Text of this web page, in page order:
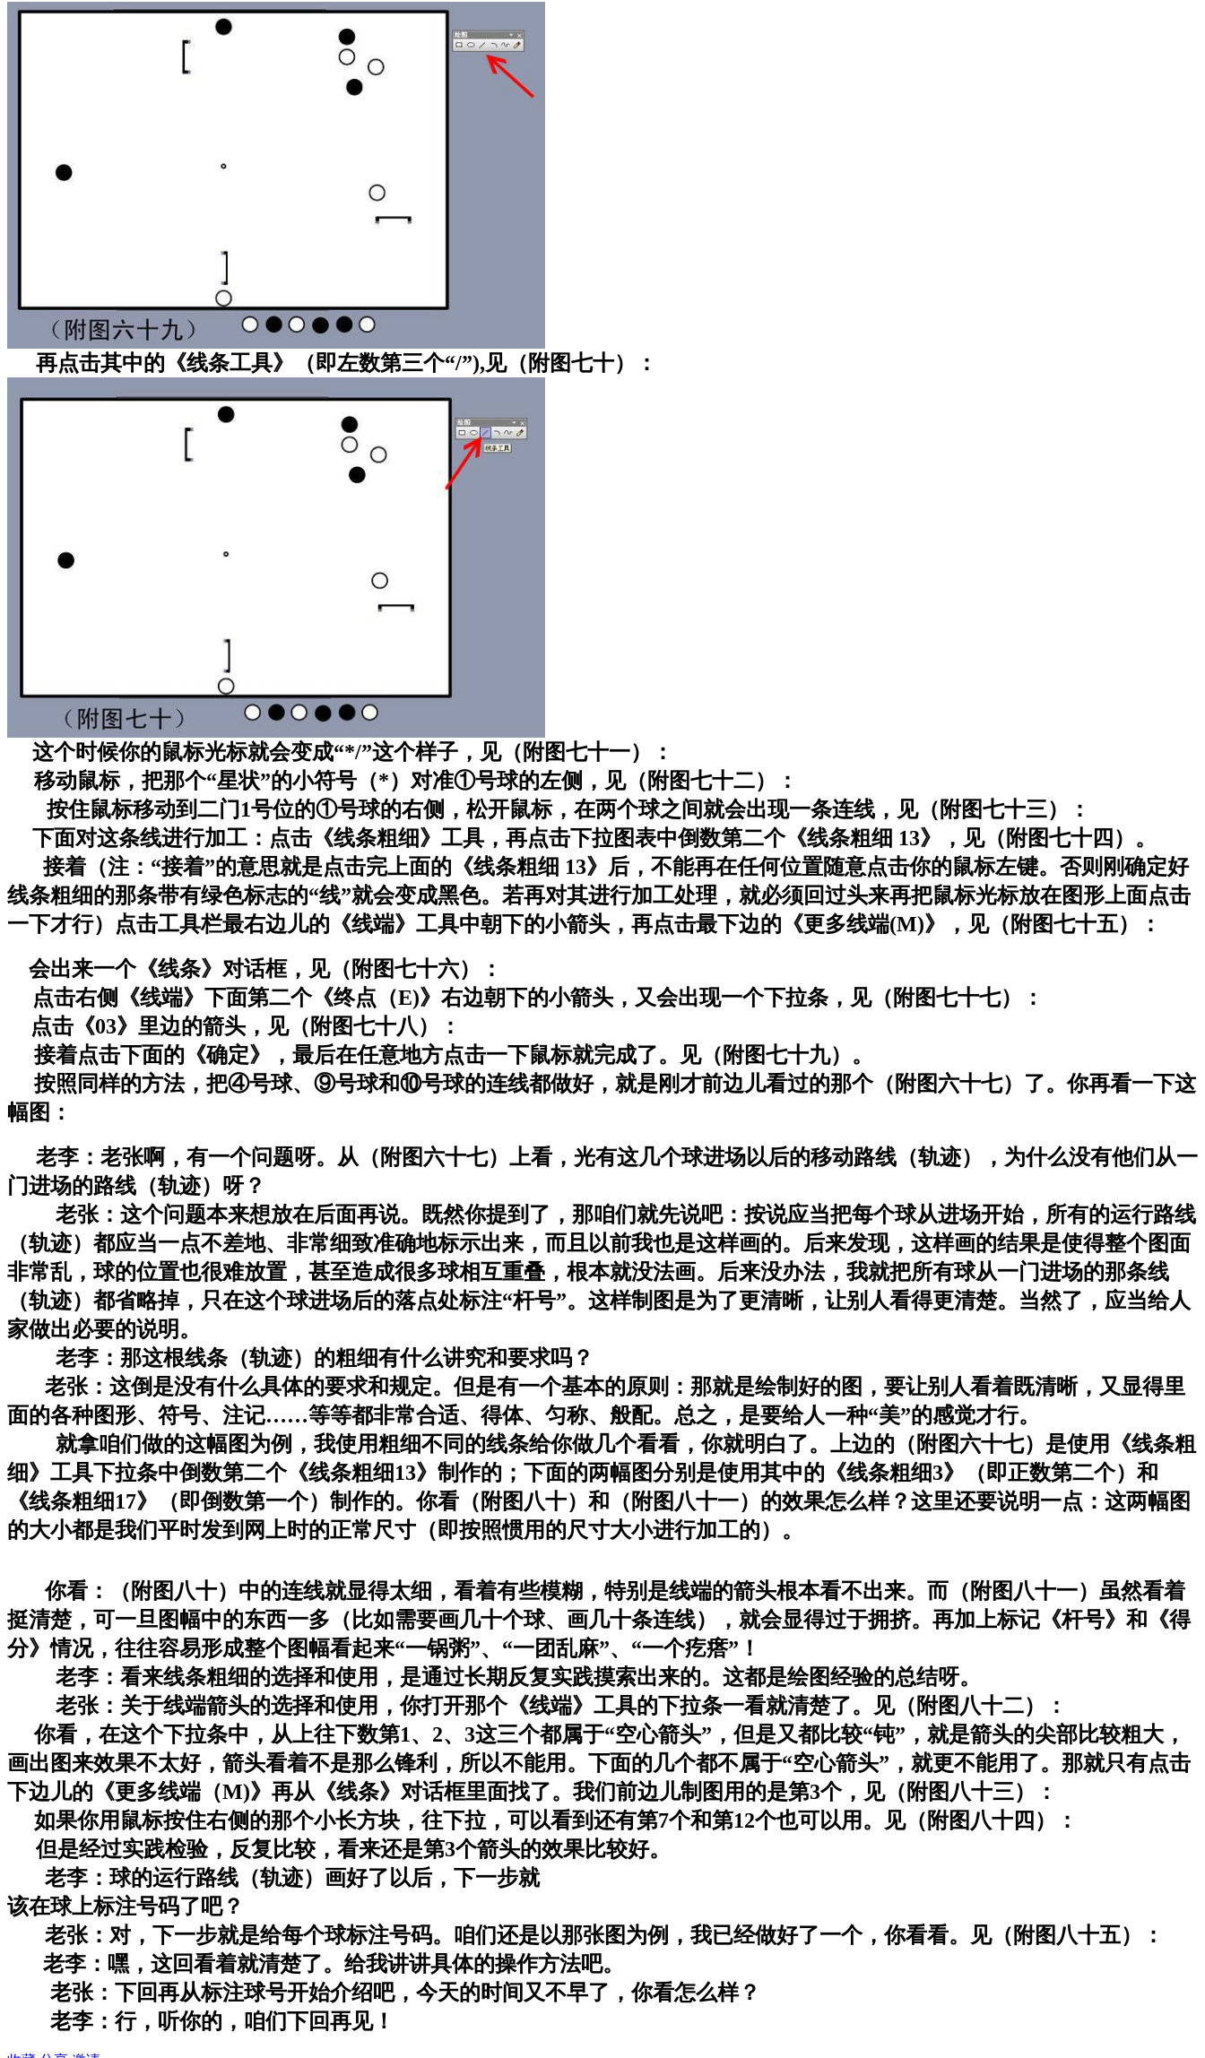
再点击其中的《线条工具》（即左数第三个“/”),见（附图七十）：
这个时候你的鼠标光标就会变成“*/”这个样子，见（附图七十一）：
移动鼠标，把那个“星状”的小符号（*）对准①号球的左侧，见（附图七十二）：
按住鼠标移动到二门1号位的①号球的右侧，松开鼠标，在两个球之间就会出现一条连线，见（附图七十三）：
下面对这条线进行加工：点击《线条粗细》工具，再点击下拉图表中倒数第二个《线条粗细 13》，见（附图七十四）。
接着（注：“接着”的意思就是点击完上面的《线条粗细 13》后，不能再在任何位置随意点击你的鼠标左键。否则刚确定好
线条粗细的那条带有绿色标志的“线”就会变成黑色。若再对其进行加工处理，就必须回过头来再把鼠标光标放在图形上面点击
一下才行）点击工具栏最右边儿的《线端》工具中朝下的小箭头，再点击最下边的《更多线端(M)》，见（附图七十五）：
会出来一个《线条》对话框，见（附图七十六）：
点击右侧《线端》下面第二个《终点（E)》右边朝下的小箭头，又会出现一个下拉条，见（附图七十七）：
点击《03》里边的箭头，见（附图七十八）：
接着点击下面的《确定》，最后在任意地方点击一下鼠标就完成了。见（附图七十九）。
按照同样的方法，把④号球、⑨号球和⑩号球的连线都做好，就是刚才前边儿看过的那个（附图六十七）了。你再看一下这
幅图：
老李：老张啊，有一个问题呀。从（附图六十七）上看，光有这几个球进场以后的移动路线（轨迹），为什么没有他们从一
门进场的路线（轨迹）呀？
老张：这个问题本来想放在后面再说。既然你提到了，那咱们就先说吧：按说应当把每个球从进场开始，所有的运行路线
（轨迹）都应当一点不差地、非常细致准确地标示出来，而且以前我也是这样画的。后来发现，这样画的结果是使得整个图面
非常乱，球的位置也很难放置，甚至造成很多球相互重叠，根本就没法画。后来没办法，我就把所有球从一门进场的那条线
（轨迹）都省略掉，只在这个球进场后的落点处标注“杆号”。这样制图是为了更清晰，让别人看得更清楚。当然了，应当给人
家做出必要的说明。
老李：那这根线条（轨迹）的粗细有什么讲究和要求吗？
老张：这倒是没有什么具体的要求和规定。但是有一个基本的原则：那就是绘制好的图，要让别人看着既清晰，又显得里
面的各种图形、符号、注记……等等都非常合适、得体、匀称、般配。总之，是要给人一种“美”的感觉才行。
就拿咱们做的这幅图为例，我使用粗细不同的线条给你做几个看看，你就明白了。上边的（附图六十七）是使用《线条粗
细》工具下拉条中倒数第二个《线条粗细13》制作的；下面的两幅图分别是使用其中的《线条粗细3》（即正数第二个）和
《线条粗细17》（即倒数第一个）制作的。你看（附图八十）和（附图八十一）的效果怎么样？这里还要说明一点：这两幅图
的大小都是我们平时发到网上时的正常尺寸（即按照惯用的尺寸大小进行加工的）。
你看：（附图八十）中的连线就显得太细，看着有些模糊，特别是线端的箭头根本看不出来。而（附图八十一）虽然看着
挺清楚，可一旦图幅中的东西一多（比如需要画几十个球、画几十条连线），就会显得过于拥挤。再加上标记《杆号》和《得
分》情况，往往容易形成整个图幅看起来“一锅粥”、“一团乱麻”、“一个疙瘩”！
老李：看来线条粗细的选择和使用，是通过长期反复实践摸索出来的。这都是绘图经验的总结呀。
老张：关于线端箭头的选择和使用，你打开那个《线端》工具的下拉条一看就清楚了。见（附图八十二）：
你看，在这个下拉条中，从上往下数第1、2、3这三个都属于“空心箭头”，但是又都比较“钝”，就是箭头的尖部比较粗大，
画出图来效果不太好，箭头看着不是那么锋利，所以不能用。下面的几个都不属于“空心箭头”，就更不能用了。那就只有点击
下边儿的《更多线端（M)》再从《线条》对话框里面找了。我们前边儿制图用的是第3个，见（附图八十三）：
如果你用鼠标按住右侧的那个小长方块，往下拉，可以看到还有第7个和第12个也可以用。见（附图八十四）：
但是经过实践检验，反复比较，看来还是第3个箭头的效果比较好。
老李：球的运行路线（轨迹）画好了以后，下一步就
该在球上标注号码了吧？
老张：对，下一步就是给每个球标注号码。咱们还是以那张图为例，我已经做好了一个，你看看。见（附图八十五）：
老李：嘿，这回看着就清楚了。给我讲讲具体的操作方法吧。
老张：下回再从标注球号开始介绍吧，今天的时间又不早了，你看怎么样？
老李：行，听你的，咱们下回再见！